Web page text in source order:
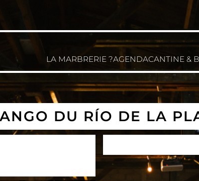
LA MARBRERIE ?AGENDACANTINE &
DU RÍO DE LA